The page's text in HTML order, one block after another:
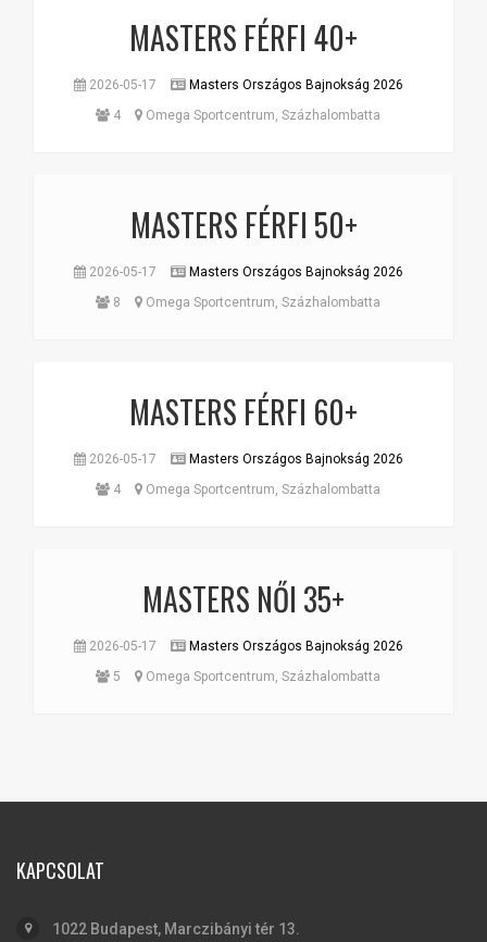
MASTERS FÉRFI 40+
2026-05-17
Masters Országos Bajnokság 2026
4
Omega Sportcentrum, Százhalombatta
MASTERS FÉRFI 50+
2026-05-17
Masters Országos Bajnokság 2026
8
Omega Sportcentrum, Százhalombatta
MASTERS FÉRFI 60+
2026-05-17
Masters Országos Bajnokság 2026
4
Omega Sportcentrum, Százhalombatta
MASTERS NŐI 35+
2026-05-17
Masters Országos Bajnokság 2026
5
Omega Sportcentrum, Százhalombatta
KAPCSOLAT
1022 Budapest, Marczibányi tér 13.